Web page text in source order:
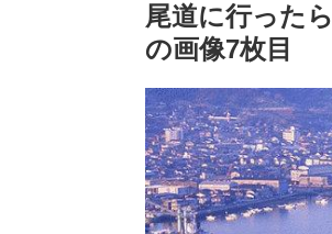
尾道に行った
の画像7枚目